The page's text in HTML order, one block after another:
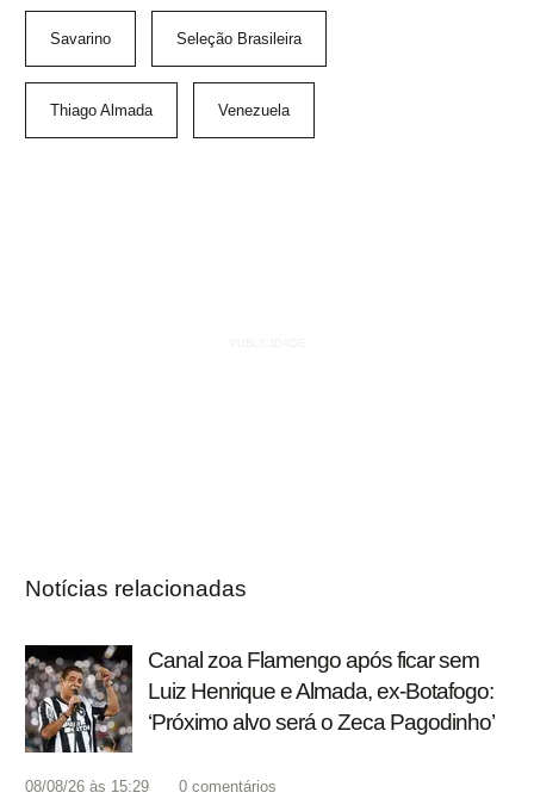
Savarino Seleção Brasileira
Thiago Almada Venezuela
Notícias relacionadas
Canal zoa Flamengo após ficar sem
Luiz Henrique e Almada, ex-Botafogo:
‘Próximo alvo será o Zeca Pagodinho’
08/08/26 às 15:29 0 comentários